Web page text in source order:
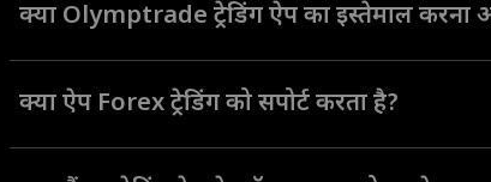
क्या Olymptrade ट्रेडिंग ऐप का इस्तेमाल करना
डिज़ाइन किया गया था।
क्या ऐप Forex ट्रेडिंग को सपोर्ट करता है?
वाले उपयोगकर्ताओं के लिए एकदम सही हैं।